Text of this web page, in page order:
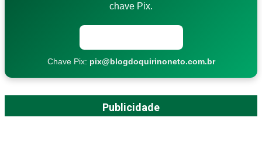
chave Pix.
Chave Pix: pix@blogdoquirinoneto.com.br
Publicidade